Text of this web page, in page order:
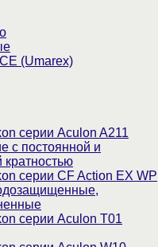
(Umarex)
серии Aculon A211
с постоянной и
серии СF Action EX WP
серии Aculon T01